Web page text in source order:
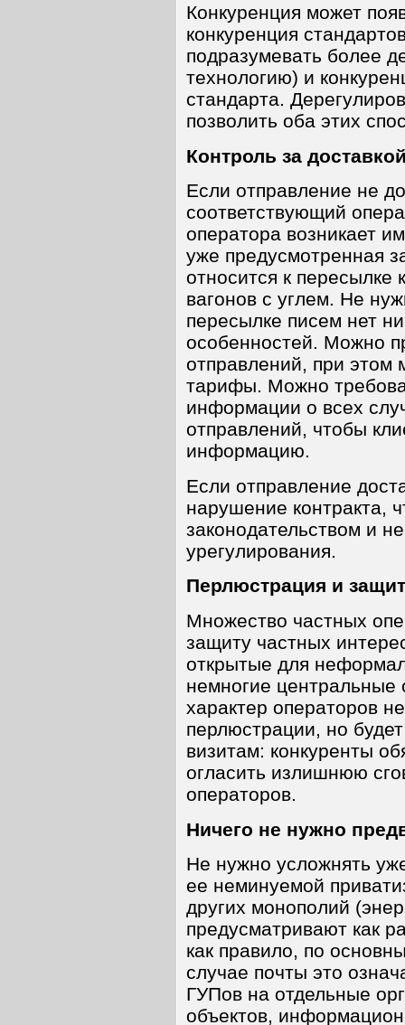
Конкуренция может
конкуренция
подразумевать более
технологию) и
стандарта.
позволить оба этих
Контроль за
Если отправление не
соответствующий
оператора возникает
уже предусмотренная
относится к пересылке
вагонов с углем. Не
пересылке писем нет
особенностей. Можно
отправлений, при этом
тарифы. Можно
информации о всех
отправлений, чтобы
информацию.
Если отправление
нарушение контракта,
законодательством и
урегулирования.
Перлюстрация и
Множество частных
защиту частных
открытые для
немногие центральные
характер операторов
перлюстрации, но
визитам: конкуренты
огласить излишнюю
операторов.
Ничего не нужно
Не нужно усложнять
ее неминуемой
других монополий
предусматривают как
как правило, по
случае почты это
ГУПов на отдельные
объектов,